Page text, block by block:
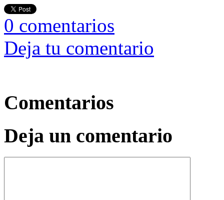
0 comentarios
Deja tu comentario
Comentarios
Deja un comentario